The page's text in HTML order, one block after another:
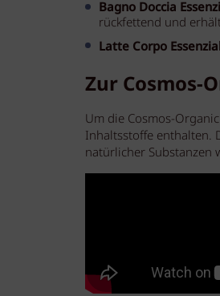
Bagno Doccia
rückfettend und
Latte Corpo
Zur Cosmos-
Um die Cosmos-
Inhaltsstoffe enthalten.
natürlicher Substanzen